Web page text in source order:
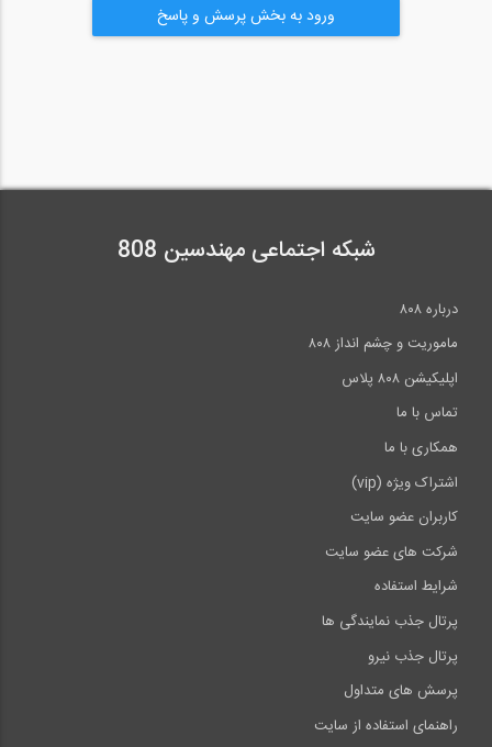
ورود به بخش پرسش و پاسخ
شبکه اجتماعی مهندسین 808
درباره ۸۰۸
ماموریت و چشم انداز ۸۰۸
اپلیکیشن ۸۰۸ پلاس
تماس با ما
همکاری با ما
اشتراک ویژه (vip)
کاربران عضو سایت
شرکت های عضو سایت
شرایط استفاده
پرتال جذب نمایندگی ها
پرتال جذب نیرو
پرسش های متداول
راهنمای استفاده از سایت